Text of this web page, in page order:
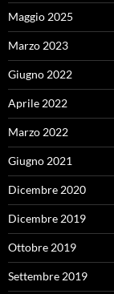
Maggio 2025
Marzo 2023
Giugno 2022
Aprile 2022
Marzo 2022
Giugno 2021
Dicembre 2020
Dicembre 2019
Ottobre 2019
Settembre 2019